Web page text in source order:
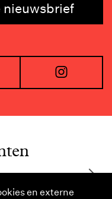
en externe
nieuwsbrief
LinkedIn